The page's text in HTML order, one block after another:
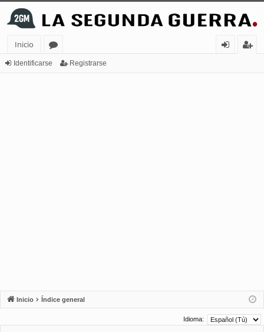
Inicio
or
Identificarse Registrarse
Inicio Índice general
Idioma: